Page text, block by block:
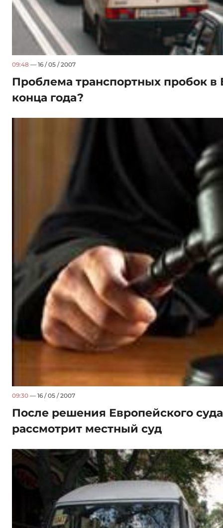
09:48 — 16 / 05 / 2007
Проблема транспортных пробок в
конца года?
09:30 — 16 / 05 / 2007
После решения Европейского
рассмотрит местный суд